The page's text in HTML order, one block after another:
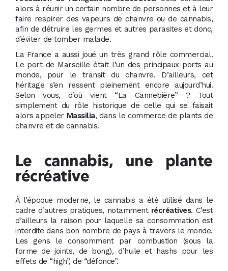
alors à réunir un certain nombre de personnes et à leur
faire respirer des vapeurs de chanvre ou de cannabis,
afin de détruire les germes et autres parasites et donc,
d’éviter de tomber malade.
La France a aussi joué un très grand rôle commercial.
Le port de Marseille était l’un des principaux ports au
monde, pour le transit du chanvre. D’ailleurs, cet
héritage s’en ressent pleinement encore aujourd’hui.
Selon vous, d’où vient “La Cannebière” ? Tout
simplement du rôle historique de celle qui se faisait
alors appeler Massilia, dans le commerce de plants de
chanvre et de cannabis.
Le cannabis, une plante
récréative
À l’époque moderne, le cannabis a été utilisé dans le
cadre d’autres pratiques, notamment récréatives. C’est
d’ailleurs la raison pour laquelle sa consommation est
interdite dans bon nombre de pays à travers le monde.
Les gens le consomment par combustion (sous la
forme de joints, de bong), d’huile et hashs pour les
effets de “high”, de “défonce”.